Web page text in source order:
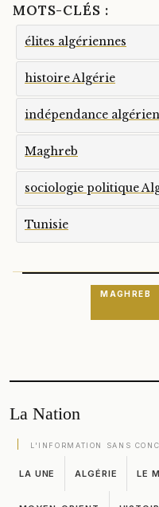
MOTS-CLÉS :
élites algériennes
histoire Algérie
indépendance
Maghreb
sociologie politique
Tunisie
MAGHREB
La Nation
L'INFORMATION SANS
LA UNE ALGÉRIE LE